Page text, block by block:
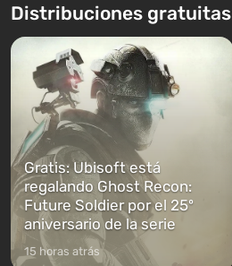
Distribuciones gratuitas
Gratis: Ubisoft está
regalando Ghost Recon:
Future Soldier por el 25º
aniversario de la serie
15 horas atrás